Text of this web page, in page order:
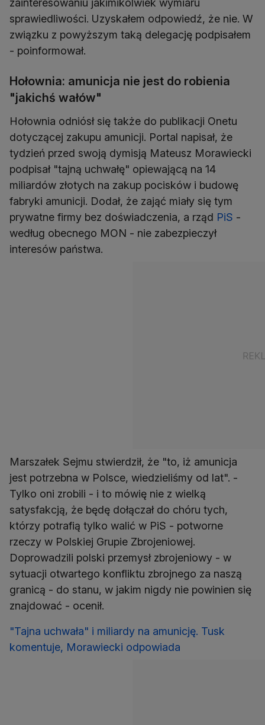
zainteresowaniu jakimikolwiek wymiaru
sprawiedliwości. Uzyskałem odpowiedź, że nie. W
związku z powyższym taką delegację podpisałem
- poinformował.
Hołownia: amunicja nie jest do robienia
"jakichś wałów"
Hołownia odniósł się także do publikacji Onetu
dotyczącej zakupu amunicji. Portal napisał, że
tydzień przed swoją dymisją Mateusz Morawiecki
podpisał "tajną uchwałę" opiewającą na 14
miliardów złotych na zakup pocisków i budowę
fabryki amunicji. Dodał, że zająć miały się tym
prywatne firmy bez doświadczenia, a rząd PiS -
według obecnego MON - nie zabezpieczył
interesów państwa.
Marszałek Sejmu stwierdził, że "to, iż amunicja
jest potrzebna w Polsce, wiedzieliśmy od lat". -
Tylko oni zrobili - i to mówię nie z wielką
satysfakcją, że będę dołączał do chóru tych,
którzy potrafią tylko walić w PiS - potworne
rzeczy w Polskiej Grupie Zbrojeniowej.
Doprowadzili polski przemysł zbrojeniowy - w
sytuacji otwartego konfliktu zbrojnego za naszą
granicą - do stanu, w jakim nigdy nie powinien się
znajdować - ocenił.
"Tajna uchwała" i miliardy na amunicję. Tusk
komentuje, Morawiecki odpowiada